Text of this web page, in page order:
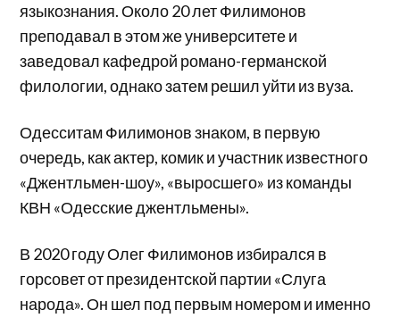
языкознания. Около 20 лет Филимонов
преподавал в этом же университете и
заведовал кафедрой романо-германской
филологии, однако затем решил уйти из вуза.
Одесситам Филимонов знаком, в первую
очередь, как актер, комик и участник известного
«Джентльмен-шоу», «выросшего» из команды
КВН «Одесские джентльмены».
В 2020 году Олег Филимонов избирался в
горсовет от президентской партии «Слуга
народа». Он шел под первым номером и именно